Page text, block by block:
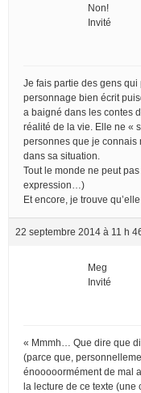
Non!
Invité
Je fais partie des gens
personnage bien écrit
a baigné dans les contes
réalité de la vie. Elle ne «
personnes que je connais
dans sa situation.
Tout le monde ne peut
expression…)
Et encore, je trouve
22 septembre 2014 à 11 h
Meg
Invité
« Mmmh… Que dire que
(parce que,
énooooormément de mal
la lecture de ce texte (une